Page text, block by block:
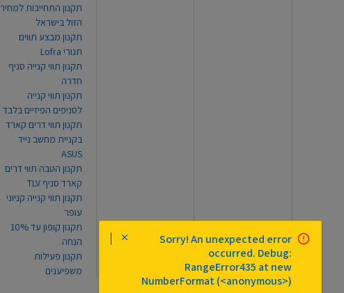
תקנון התחייבות למחיר
הזול בישראל
תקנון מבצע תווים
תנורי Lofra
תקנון תווי קנייה סניף
חדרה
תקנון תווי קנייה
לסניפים הפיזיים בלבד
תקנון תווי דרים קארד
בקניית מחשב נייד
ASUS
תקנון הטבה תווי דרים
קארד סניף TLV
תקנון תווי קנייה קניוני
עופר
תקנון קופון עד 10%
הנחה
תקנון פעילות
משפיענים
Sorry! An unexpected error
occurred. Debug:
RangeError435 at new
NumberFormat (<anonymous>)